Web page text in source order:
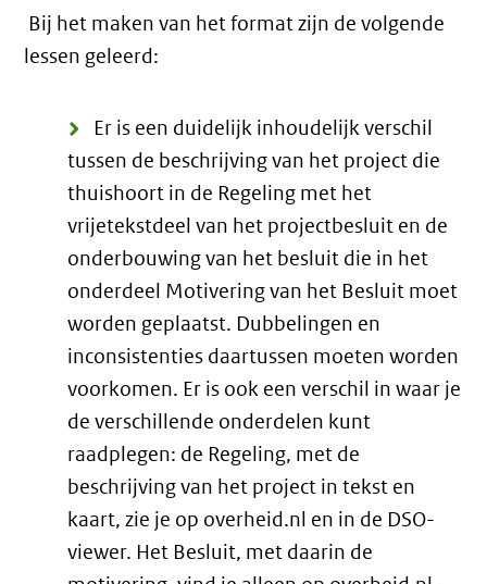
Bij het maken van het format zijn de volgende
lessen geleerd:
Er is een duidelijk inhoudelijk verschil
tussen de beschrijving van het project die
thuishoort in de Regeling met het
vrijetekstdeel van het projectbesluit en de
onderbouwing van het besluit die in het
onderdeel Motivering van het Besluit moet
worden geplaatst. Dubbelingen en
inconsistenties daartussen moeten worden
voorkomen. Er is ook een verschil in waar je
de verschillende onderdelen kunt
raadplegen: de Regeling, met de
beschrijving van het project in tekst en
kaart, zie je op overheid.nl en in de DSO-
viewer. Het Besluit, met daarin de